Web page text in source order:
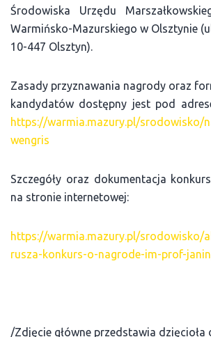
Środowiska Urzędu
Warmińsko-Mazurskiego w Olsztynie
10-447 Olsztyn).
Zasady przyznawania nagrody oraz
kandydatów dostępny jest pod
https://warmia.mazury.pl/srodowisko/
wengris
Szczegóły oraz dokumentacja
na stronie internetowej:
https://warmia.mazury.pl/srodowisko/
rusza-konkurs-o-nagrode-im-prof-
/Zdjęcie główne przedstawia dzięcioła